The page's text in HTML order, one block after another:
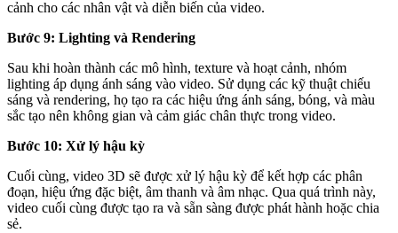
cảnh cho các nhân vật và diễn biến của video.
Bước 9: Lighting và Rendering
Sau khi hoàn thành các mô hình, texture và hoạt cảnh, nhóm
lighting áp dụng ánh sáng vào video. Sử dụng các kỹ thuật chiếu
sáng và rendering, họ tạo ra các hiệu ứng ánh sáng, bóng, và màu
sắc tạo nên không gian và cảm giác chân thực trong video.
Bước 10: Xử lý hậu kỳ
Cuối cùng, video 3D sẽ được xử lý hậu kỳ để kết hợp các phân
đoạn, hiệu ứng đặc biệt, âm thanh và âm nhạc. Qua quá trình này,
video cuối cùng được tạo ra và sẵn sàng được phát hành hoặc chia
sẻ.